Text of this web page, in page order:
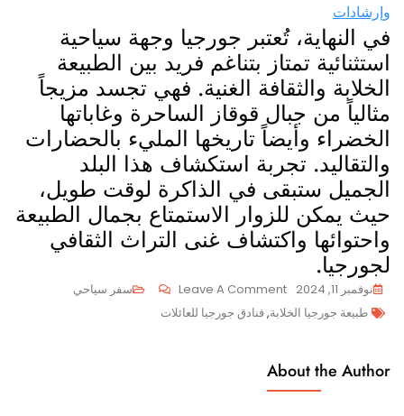
وإرشادات
في النهاية، تُعتبر جورجيا وجهة سياحية
استثنائية تمتاز بتناغم فريد بين الطبيعة
الخلابة والثقافة الغنية. فهي تجسد مزيجاً
مثالياً من جبال قوقاز الساحرة وغاباتها
الخضراء وأيضاً تاريخها المليء بالحضارات
والتقاليد. تجربة استكشاف هذا البلد
الجميل ستبقى في الذاكرة لوقت طويل،
حيث يمكن للزوار الاستمتاع بجمال الطبيعة
واحتوائها واكتشاف غنى التراث الثقافي
لجورجيا.
نوفمبر 11, 2024 Leave A Comment
On
سفر سياحي
Tags
طبيعة جورجيا الخلابة,فنادق جورجيا للعائلات
About the Author